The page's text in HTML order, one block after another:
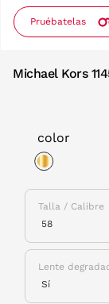
Pruébatelas
Michael Kors
color
Talla / Calibre
Lente